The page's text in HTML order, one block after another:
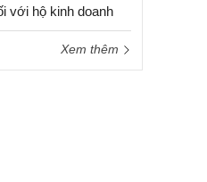
với hộ kinh doanh
Xem thêm